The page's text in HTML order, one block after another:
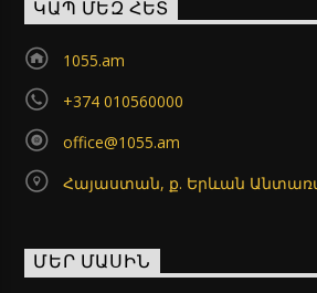
ԿԱՊ ՄԵԶ ՀԵՏ
1055.am
+374 010560000
office@1055.am
Հայաստան, ք. Երևան
ՄԵՐ ՄԱՍԻՆ